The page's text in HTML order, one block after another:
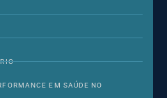
EM SAÚDE NO